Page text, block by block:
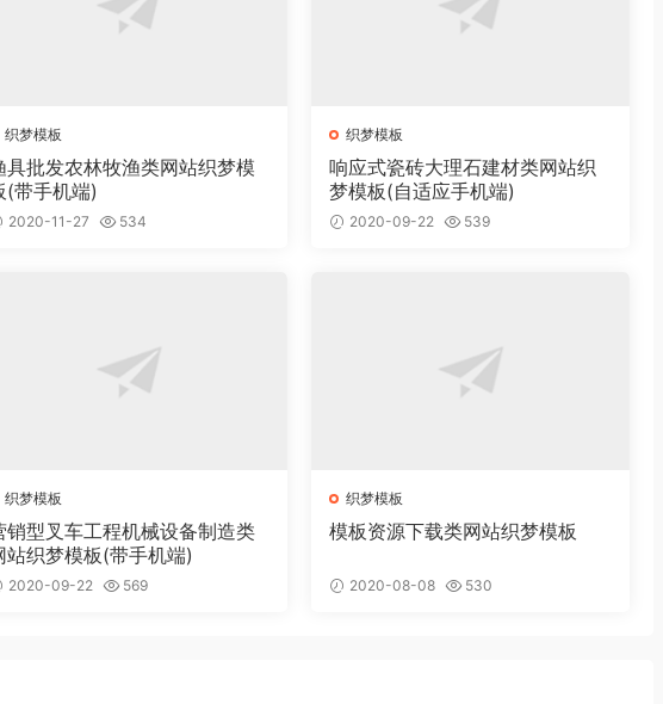
织梦模板
具批发农林牧渔类网站织梦模
(带手机端)
2020-11-27 534
织梦模板
响应式瓷砖大理石建材类网站织
梦模板(自适应手机端)
2020-09-22 539
织梦模板
销型叉车工程机械设备制造类
站织梦模板(带手机端)
2020-09-22 569
织梦模板
模板资源下载类网站织梦模板
2020-08-08 530